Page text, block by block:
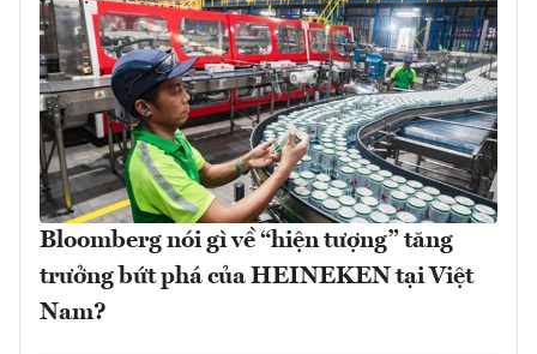
Bloomberg nói gì về “hiện tượng” tăng
trưởng bứt phá của HEINEKEN tại Việt
Nam?